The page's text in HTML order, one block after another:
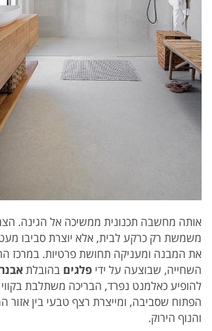
אותה מחשבה תכנונית ממשיכה אל הגינה.
משמשת רק כרקע לבית, אלא יוצרת סביבו
את המבנה ומעניקה תחושת פרטיות. במרכז
השחייה, שבוצעה על ידי פלגים בהובלת
להופיע כאלמנט נפרד, הבריכה משתלבת
הפתוח שסביבה, ומייצרת רצף טבעי בין אזור
והנוף הירוק.